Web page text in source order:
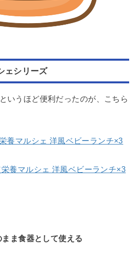
ェシリーズ
いうほど便利だったのが、こちら
養マルシェ 洋風ベビーランチ×3
養マルシェ 洋風ベビーランチ×3
ま食器として使える